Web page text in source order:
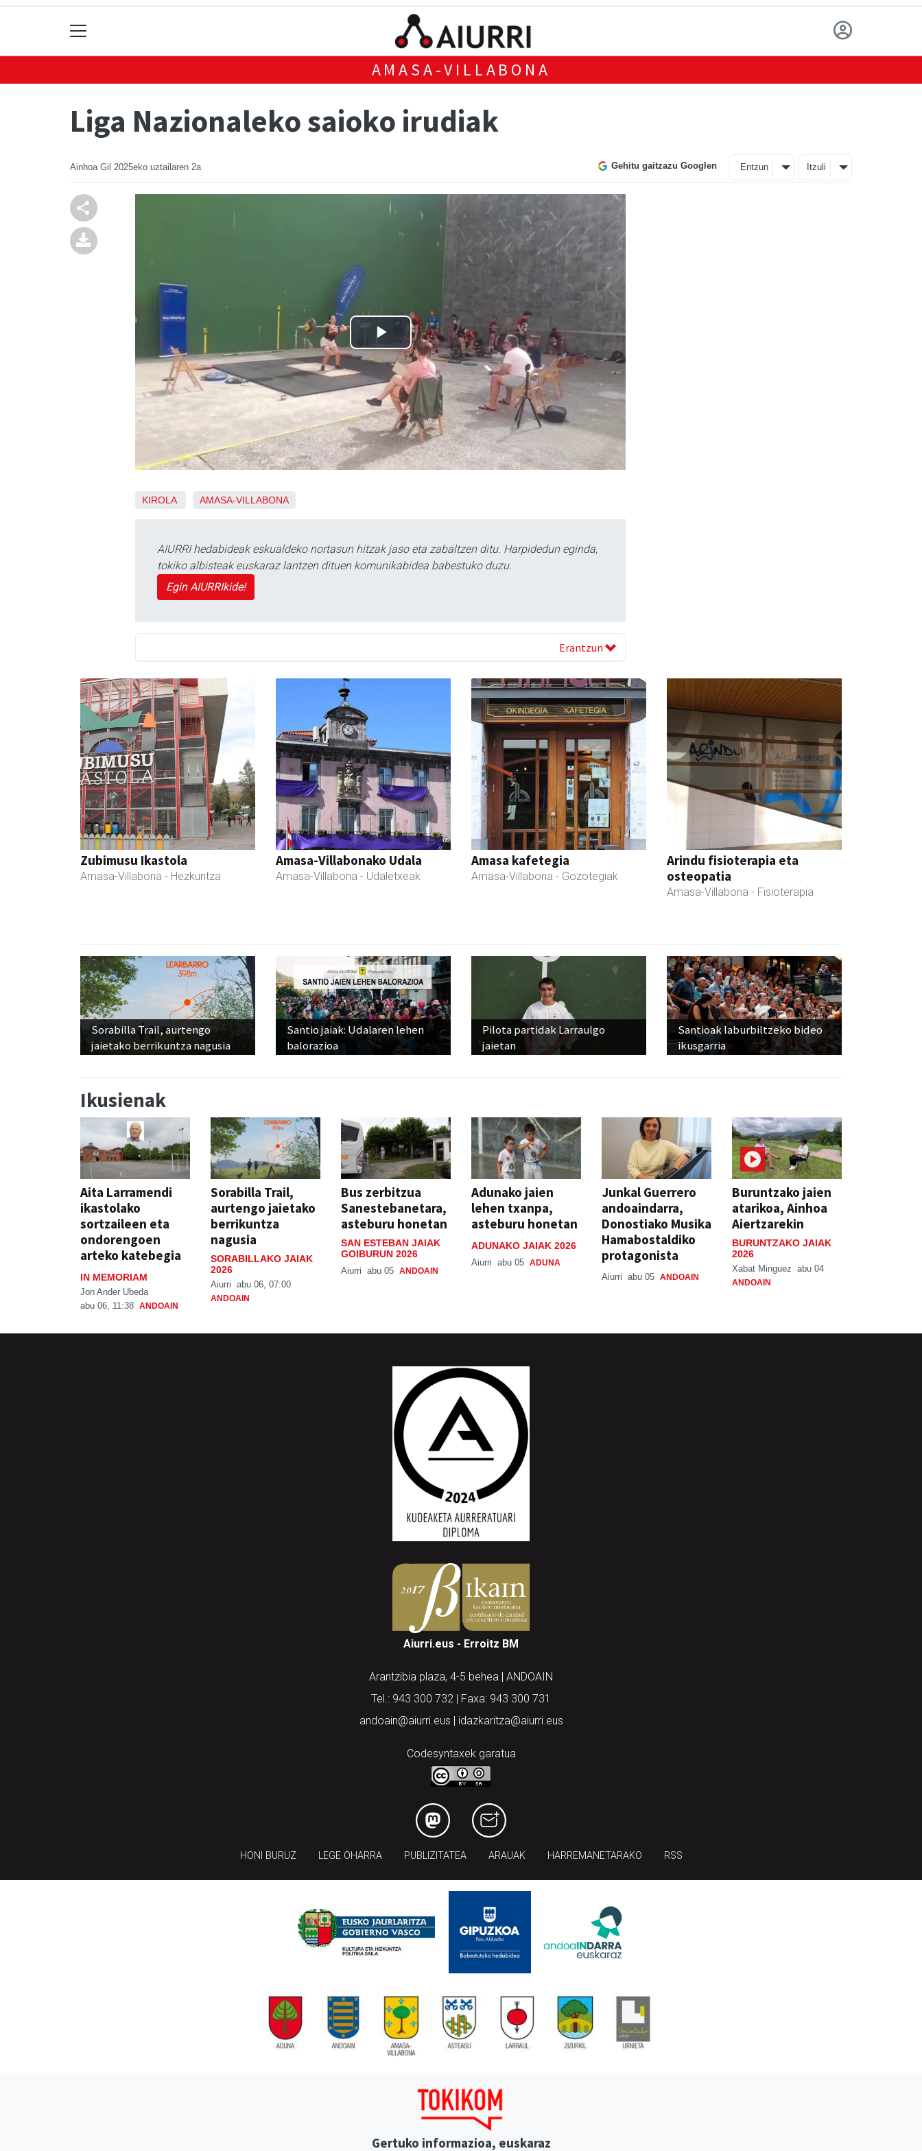
AMASA-VILLABONA
Liga Nazionaleko saioko irudiak
Ainhoa Gil 2025eko uztailaren 2a Gehitu gaitzazu Googlen Entzun Itzuli
KIROLA AMASA-VILLABONA
AIURRI hedabideak eskualdeko nortasun hitzak jaso eta zabaltzen ditu. Harpidedun eginda,
tokiko albisteak euskaraz lantzen dituen komunikabidea babestuko duzu.
Egin AIURRIkide!
Erantzun
Zubimusu Ikastola
Amasa-Villabona - Hezkuntza
Amasa-Villabonako Udala
Amasa-Villabona - Udaletxeak
Amasa kafetegia
Amasa-Villabona - Gozotegiak
Arindu fisioterapia eta
osteopatia
Amasa-Villabona - Fisioterapia
Sorabilla Trail, aurtengo
jaietako berrikuntza nagusia
Santio jaiak: Udalaren lehen
balorazioa
Pilota partidak Larraulgo
jaietan
Santioak laburbiltzeko bideo
ikusgarria
Ikusienak
Aita Larramendi
ikastolako
sortzaileen eta
ondorengoen
arteko katebegia
IN MEMORIAM
Jon Ander Ubeda
abu 06, 11:38 ANDOAIN
Sorabilla Trail,
aurtengo jaietako
berrikuntza
nagusia
SORABILLAKO JAIAK
2026
Aiurri abu 06, 07:00
ANDOAIN
Bus zerbitzua
Sanestebanetara,
asteburu honetan
SAN ESTEBAN JAIAK
GOIBURUN 2026
Aiurri abu 05 ANDOAIN
Adunako jaien
lehen txanpa,
asteburu honetan
ADUNAKO JAIAK 2026
Aiurri abu 05 ADUNA
Junkal Guerrero
andoaindarra,
Donostiako Musika
Hamabostaldiko
protagonista
Aiurri abu 05 ANDOAIN
Buruntzako jaien
atarikoa, Ainhoa
Aiertzarekin
BURUNTZAKO JAIAK
2026
Xabat Minguez abu 04
ANDOAIN
Aiurri.eus - Erroitz BM
Arantzibia plaza, 4-5 behea | ANDOAIN
Tel.: 943 300 732 | Faxa: 943 300 731
andoain@aiurri.eus | idazkaritza@aiurri.eus
Codesyntaxek garatua
HONI BURUZ LEGE OHARRA PUBLIZITATEA ARAUAK HARREMANETARAKO RSS
Gertuko informazioa, euskaraz